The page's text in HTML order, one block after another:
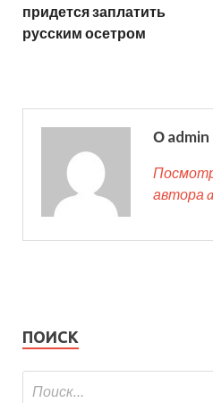
придется заплатить
русским осетром
О admin
автора
ПОИСК